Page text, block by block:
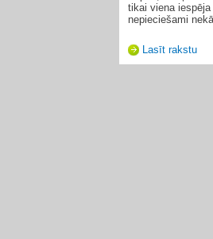
tikai viena
nepieciešami
Lasīt rakstu